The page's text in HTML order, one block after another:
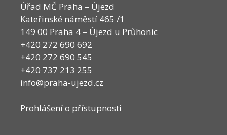
Úřad MČ Praha – Újezd
Kateřinské náměstí 465 /1
149 00 Praha 4 – Újezd u Průhonic
+420 272 690 692
+420 272 690 545
+420 737 213 255
info@praha-ujezd.cz
Prohlášení o přístupnosti